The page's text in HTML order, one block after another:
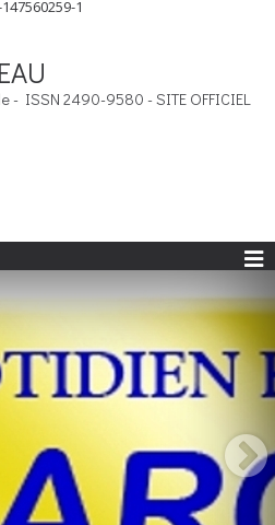
1
ISSN 2490-9580 - SITE OFFICIEL